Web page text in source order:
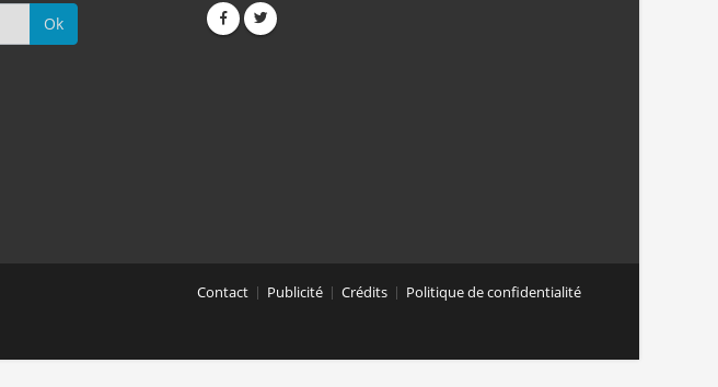
Ok
Contact Publicité Crédits Politique de confidentialité